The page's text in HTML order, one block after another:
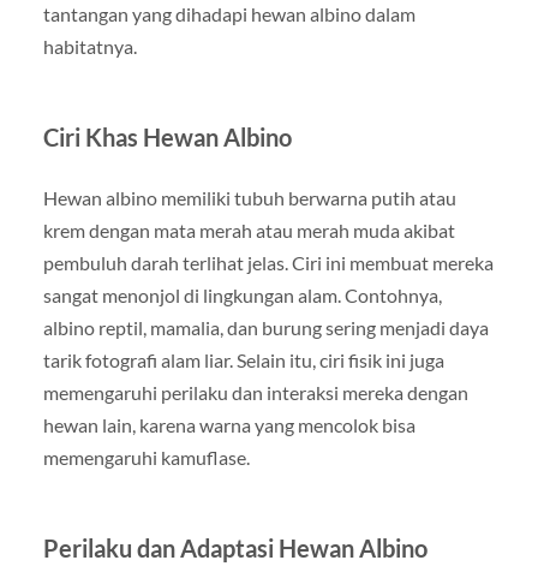
tantangan yang dihadapi hewan albino dalam
habitatnya.
Ciri Khas Hewan Albino
Hewan albino memiliki tubuh berwarna putih atau
krem dengan mata merah atau merah muda akibat
pembuluh darah terlihat jelas. Ciri ini membuat mereka
sangat menonjol di lingkungan alam. Contohnya,
albino reptil, mamalia, dan burung sering menjadi daya
tarik fotografi alam liar. Selain itu, ciri fisik ini juga
memengaruhi perilaku dan interaksi mereka dengan
hewan lain, karena warna yang mencolok bisa
memengaruhi kamuflase.
Perilaku dan Adaptasi Hewan Albino